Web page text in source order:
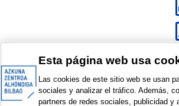
Esta página web usa
Las cookies de este sitio web se usan
sociales y analizar el tráfico. Además,
partners de redes sociales, publicidad y